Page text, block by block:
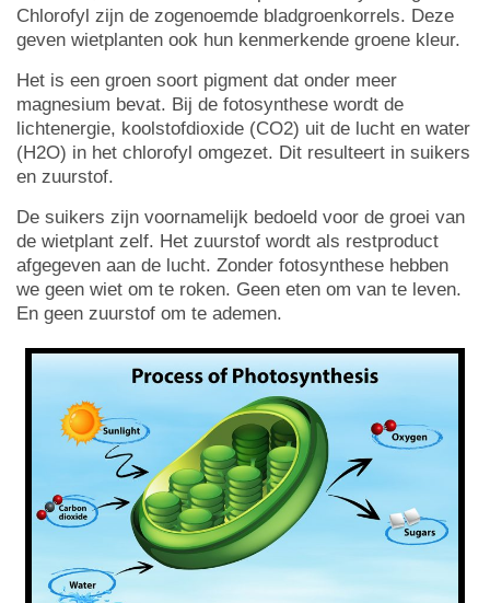
Chlorofyl zijn de zogenoemde bladgroenkorrels. Deze
geven wietplanten ook hun kenmerkende groene kleur.
Het is een groen soort pigment dat onder meer
magnesium bevat. Bij de fotosynthese wordt de
lichtenergie, koolstofdioxide (CO2) uit de lucht en water
(H2O) in het chlorofyl omgezet. Dit resulteert in suikers
en zuurstof.
De suikers zijn voornamelijk bedoeld voor de groei van
de wietplant zelf. Het zuurstof wordt als restproduct
afgegeven aan de lucht. Zonder fotosynthese hebben
we geen wiet om te roken. Geen eten om van te leven.
En geen zuurstof om te ademen.